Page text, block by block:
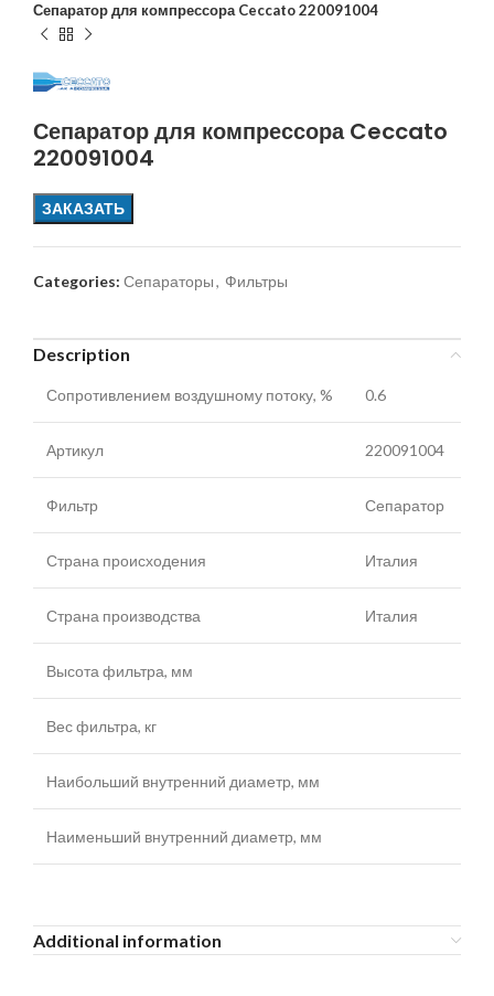
Сепаратор для компрессора Ceccato 220091004
Сепаратор для компрессора Ceccato
220091004
ЗАКАЗАТЬ
Categories: Сепараторы, Фильтры
Description
Сопротивлением воздушному потоку, % 0.6
Артикул 220091004
Фильтр Сепаратор
Страна происходения Италия
Страна производства Италия
Высота фильтра, мм
Вес фильтра, кг
Наибольший внутренний диаметр, мм
Наименьший внутренний диаметр, мм
Additional information